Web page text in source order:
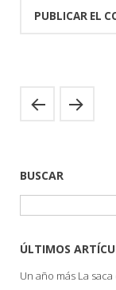
BUSCAR
ÚLTIMOS
Un año más La